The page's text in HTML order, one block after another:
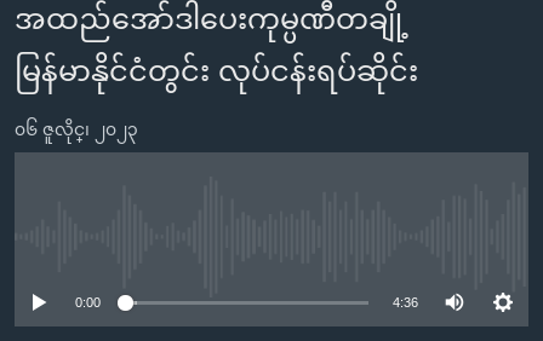
များ
ပင်မ
သို့
နိုင်ငံတကာ
အမေရိကန်
အစ္စရေး-ပါလက်စတိုင်း
ဗွီဒီယို
သတင်းလွတ်လပ်ခွင့်
ရပ်ဝန်းတခု လမ်းတခု အလွန်
အင်္ဂလိပ်စာလေ့လာမယ်
အထည်အော်ဒါပေးကုမ္ပဏီတချို့
မြန်မာနိုင်ငံတွင်း လုပ်ငန်းရပ်ဆိုင်း
၀၆ ဇူလိုင္၊ ၂၀၂၃
0:00 4:36